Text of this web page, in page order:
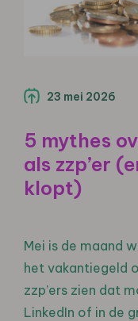
23 mei 2026
5 mythes
als zzp’er
klopt)
Mei is de maand
het vakantiegeld
zzp’ers zien dat
LinkedIn of in de